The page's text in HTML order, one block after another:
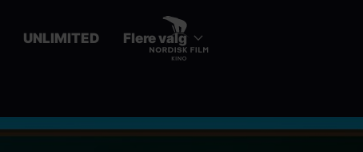
UNLIMITED Flere valg